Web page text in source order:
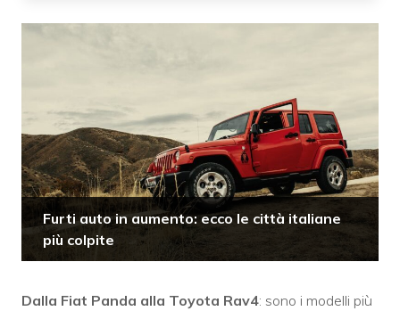
Furti auto in aumento: ecco le città italiane
più colpite
Dalla Fiat Panda alla Toyota Rav4: sono i modelli più